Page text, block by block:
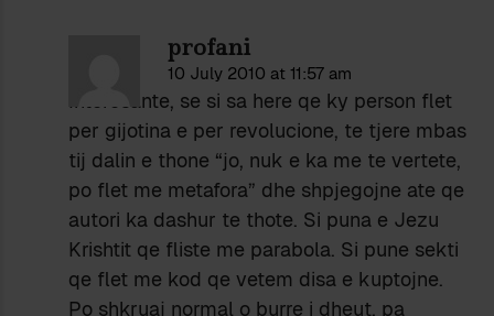
profani
10 July 2010 at 11:57 am
Interesante, se si sa here qe ky person flet
per gijotina e per revolucione, te tjere mbas
tij dalin e thone “jo, nuk e ka me te vertete,
po flet me metafora” dhe shpjegojne ate qe
autori ka dashur te thote. Si puna e Jezu
Krishtit qe fliste me parabola. Si pune sekti
qe flet me kod qe vetem disa e kuptojne.
Po shkruaj normal o burre i dheut, pa